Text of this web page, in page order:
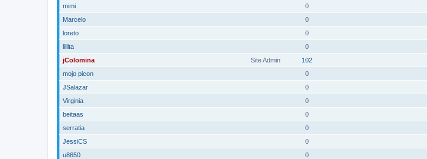
mimi
0
Marcelo
0
loreto
0
lillita
0
Site Admin
jColomina 102
mojo picon
0
JSalazar
0
Virginia
0
beitaas
0
serratia
0
JessiCS
0
u8650
0